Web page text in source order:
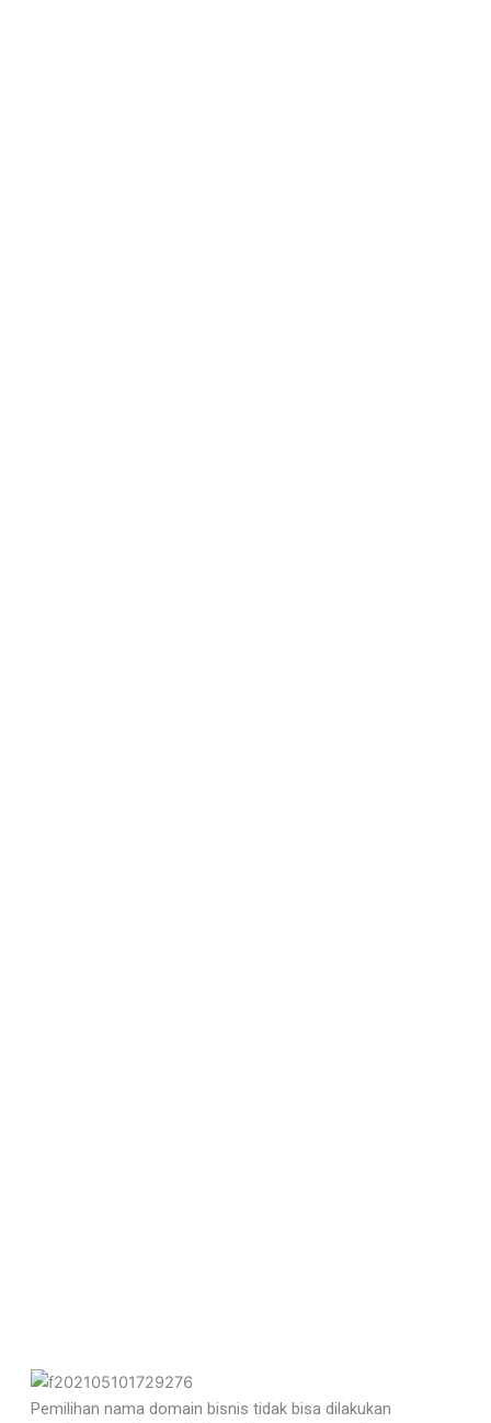
Pemilihan nama domain bisnis tidak bisa dilakukan